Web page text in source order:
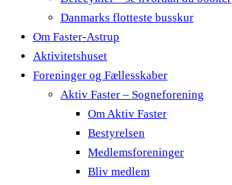
Danmarks flotteste busskur
Om Faster-Astrup
Aktivitetshuset
Foreninger og Fællesskaber
Aktiv Faster – Sogneforening
Om Aktiv Faster
Bestyrelsen
Medlemsforeninger
Bliv medlem